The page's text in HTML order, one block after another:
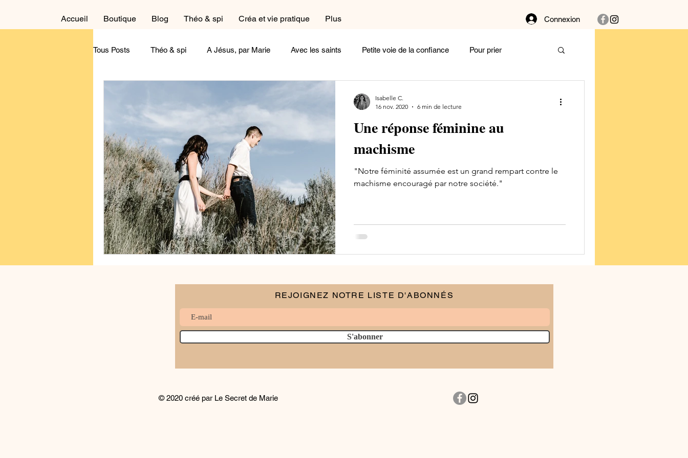
Accueil Boutique Blog Théo & spi Créa et vie pratique Plus Connexion
Tous Posts Théo & spi A Jésus, par Marie Avec les saints Petite voie de la confiance Pour prier
Dans la salle de détente Réflexions Complémentaires Célibat Couple
Maternité Paternité Témoignages Arts et Histoire Cherchez la femme Ecoute et vibre !
Contemple ! A feuilleter Un peu de poésie Belle comme un coeur
Les fruits de l'Esprit
Une réponse féminine au
machisme
"Notre féminité assumée est un grand rempart contre le
machisme encouragé par notre société."
Isabelle C.
16 nov. 2020
6 min de lecture
REJOIGNEZ NOTRE LISTE D'ABONNÉS
S'abonner
© 2020 créé par Le Secret de Marie